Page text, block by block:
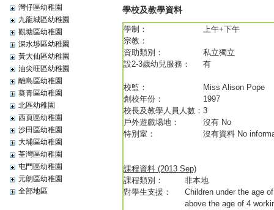
灣仔區幼稚園
九龍城區幼稚園
觀塘區幼稚園
深水埗區幼稚園
黃大仙區幼稚園
油尖旺區幼稚園
離島區幼稚園
葵青區幼稚園
北區幼稚園
西頁區幼稚園
沙田區幼稚園
大埔區幼稚園
荃灣區幼稚園
屯門區幼稚園
元朗區幼稚園
全部地區
學校及教學資料
學制：
上午+下午
宗教：
資助類別：
私立獨立
設2-3歲幼兒服務：
有
校監：
Miss Alison Pope
創校年份：
1997
校長及教學人員人數： 3
戶外遊戲場地：
沒有 No
特別室：
沒有資料 No
課程資料 (2013 Sep)
課程類別：
非本地
對學生支援：
Children under the age
above the age of 4